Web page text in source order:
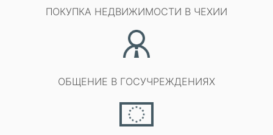
ПОКУПКА НЕДВИЖИМОСТИ В ЧЕХИИ
ОБЩЕНИЕ В ГОСУЧРЕЖДЕНИЯХ